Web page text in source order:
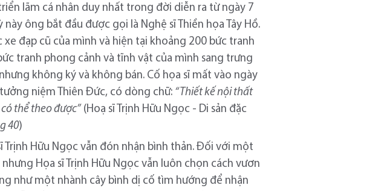
lãm cá nhân duy nhất trong đời diễn ra từ ngày 7
ông bắt đầu được gọi là Nghệ sĩ Thiền họa Tây Hồ.
đạp cũ của mình và hiện tại khoảng 200 bức tranh
tranh phong cảnh và tĩnh vật của mình sang trưng
không ký và không bán. Cố họa sĩ mất vào ngày
niệm Thiên Đức, có dòng chữ: “Thiết kế nội thất
thể theo được” (Hoạ sĩ Trịnh Hữu Ngọc - Di sản đặc
40)
Hữu Ngọc vẫn đón nhận bình thản. Đối với một
Họa sĩ Trịnh Hữu Ngọc vẫn luôn chọn cách vươn
như một nhành cây bình dị cố tìm hướng để nhận